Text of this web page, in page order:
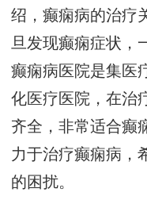
绍，癫痫病的治疗
旦发现癫痫症状，
癫痫病医院是集医
化医疗医院，在治
齐全，非常适合癫
力于治疗癫痫病，
的困扰。